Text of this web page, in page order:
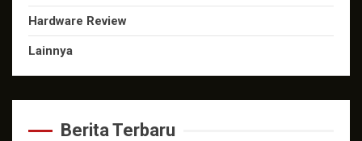
Hardware Review
Lainnya
Berita Terbaru